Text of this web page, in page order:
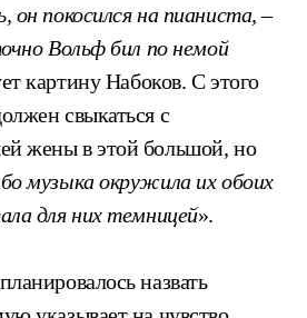
он покосился на пианиста, –
Вольф бил по немой
картину Набоков. С этого
свыкаться с
жены в этой большой, но
музыка окружила их обоих
для них темницей».
назвать